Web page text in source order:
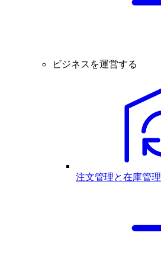
ビジネスを運営する
注文管理と在庫管理